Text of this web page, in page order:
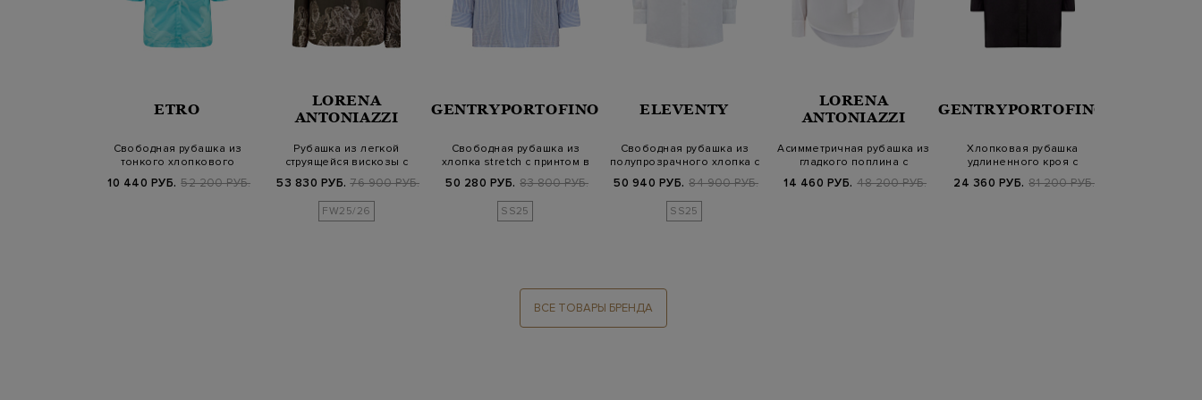
ETRO
Свободная рубашка из
тонкого хлопкового
10 440 РУБ. 52 200 РУБ.
LORENA
ANTONIAZZI
Рубашка из легкой
струящейся вискозы с
53 830 РУБ. 76 900 РУБ.
FW25/26
GENTRYPORTOFINO
Свободная рубашка из
хлопка stretch с принтом в
50 280 РУБ. 83 800 РУБ.
SS25
ELEVENTY
Свободная рубашка из
полупрозрачного хлопка с
50 940 РУБ. 84 900 РУБ.
SS25
LORENA
ANTONIAZZI
Асимметричная рубашка из
гладкого поплина с
14 460 РУБ. 48 200 РУБ.
GENTRYPORTOFINO
Хлопковая рубашка
удлиненного кроя с
24 360 РУБ. 81 200 РУБ.
ВСЕ ТОВАРЫ БРЕНДА